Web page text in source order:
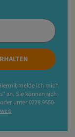
melde ich mich
an. Sie können sich
unter 0228 9550-